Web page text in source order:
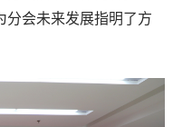
分会未来发展指明了方